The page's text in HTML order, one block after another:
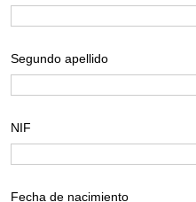
Segundo apellido
NIF
Fecha de nacimiento